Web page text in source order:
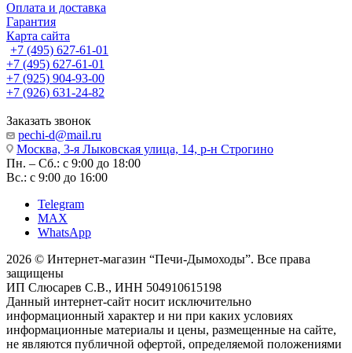
Оплата и доставка
Гарантия
Карта сайта
+7 (495) 627-61-01
+7 (495) 627-61-01
+7 (925) 904-93-00
+7 (926) 631-24-82
Заказать звонок
pechi-d@mail.ru
Москва, 3-я Лыковская улица, 14, р-н Строгино
Пн. – Сб.: с 9:00 до 18:00
Вс.: с 9:00 до 16:00
Telegram
MAX
WhatsApp
2026 © Интернет-магазин “Печи-Дымоходы”. Все права
защищены
ИП Слюсарев С.В., ИНН 504910615198
Данный интернет-сайт носит исключительно
информационный характер и ни при каких условиях
информационные материалы и цены, размещенные на сайте,
не являются публичной офертой, определяемой положениями